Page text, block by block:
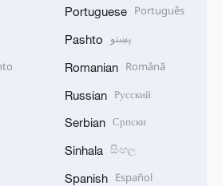
Portuguese Português
Pashto پښتو
Romanian Română
Russian Русский
Serbian Српски
Sinhala සිංහල
Spanish Español